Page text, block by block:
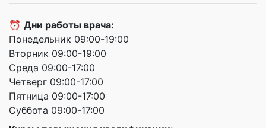
⏰ Дни работы врача:
Понедельник 09:00-19:00
Вторник 09:00-19:00
Среда 09:00-17:00
Четверг 09:00-17:00
Пятница 09:00-17:00
Суббота 09:00-17:00